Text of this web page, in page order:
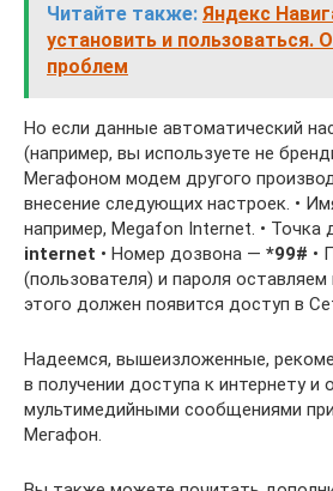
Читайте также: Яндекс
установить и пользоваться.
проблем
Но если данные автоматический
(например, вы используете не
Мегафоном модем другого
внесение следующих настроек. •
например, Megafon Internet. • Точка
internet • Номер дозвона — *99# •
(пользователя) и пароля
этого должен появится доступ в
Надеемся, вышеизложенные,
в получении доступа к интернету и
мультимедийными сообщениями
Мегафон.